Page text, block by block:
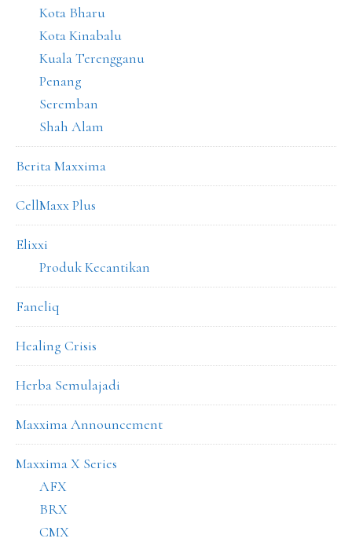
Kota Bharu
Kota Kinabalu
Kuala Terengganu
Penang
Seremban
Shah Alam
Berita Maxxima
CellMaxx Plus
Elixxi
Produk Kecantikan
Faneliq
Healing Crisis
Herba Semulajadi
Maxxima Announcement
Maxxima X Series
AFX
BRX
CMX